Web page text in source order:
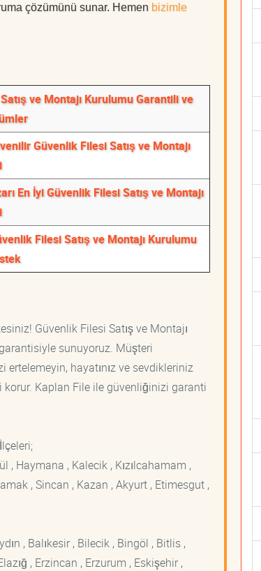
çözümünü sunar. Hemen bizimle
ve Montajı Kurulumu Garantili ve
Güvenlik Filesi Satış ve Montajı
En İyi Güvenlik Filesi Satış ve Montajı
Filesi Satış ve Montajı Kurulumu
Güvenlik Filesi Satış ve Montajı
sunuyoruz. Müşteri
hayatınız ve sevdikleriniz
Kaplan File ile güvenliğinizi garanti
İlçeleri;
, Haymana , Kalecik , Kızılcahamam ,
, Sincan , Kazan , Akyurt , Etimesgut ,
, Balıkesir , Bilecik , Bingöl , Bitlis ,
, Erzincan , Erzurum , Eskişehir ,